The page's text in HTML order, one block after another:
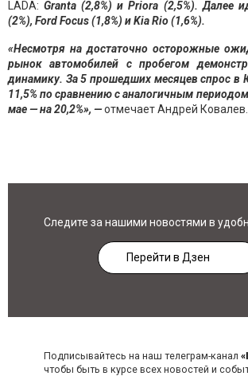
LADA:Granta (2,8%) и Priora (2,5%). Далее
(2%), Ford Focus (1,8%) и Kia Rio (1,6%).
«Несмотря на достаточно осторожные
рынок автомобилей с пробегом
динамику. За 5 прошедших месяцев спрос в
11,5% по сравнению с аналогичным
мае — на 20,2%», —отмечает Андрей Ковалев.
Следите за нашими новостями в
Перейти в Дзен
Подписывайтесь на наш телеграм-канал
чтобы быть в курсе всех новостей и